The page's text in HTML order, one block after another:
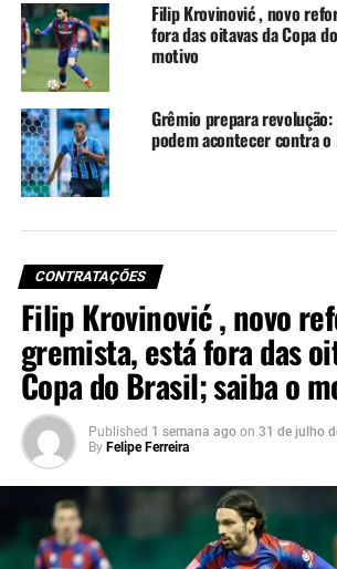
no começo do mês com o início da
transferências.
🚨 Grêmio, Nacional
Rochet chegaram a
acerto, e o goleiro
será o novo arqueiro
⚠️ A partir do dia
Rochet deve chegar
Alegre para iniciar
trabalhos pelo
🗞 |
@faridgermano
pic.twitter.com/
Filip Krovinović , novo
fora das oitavas da Copa
motivo
Grêmio prepara
podem acontecer contra o
CONTRATAÇÕES
Filip Krovinović , novo
gremista, está fora das
Copa do Brasil; saiba o
Published 1 semana ago on 31 de julho
By Felipe Ferreira